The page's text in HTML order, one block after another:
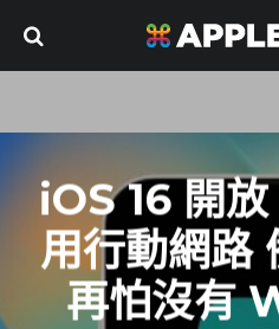
iOS 16 開
用行動網路
再怕沒有